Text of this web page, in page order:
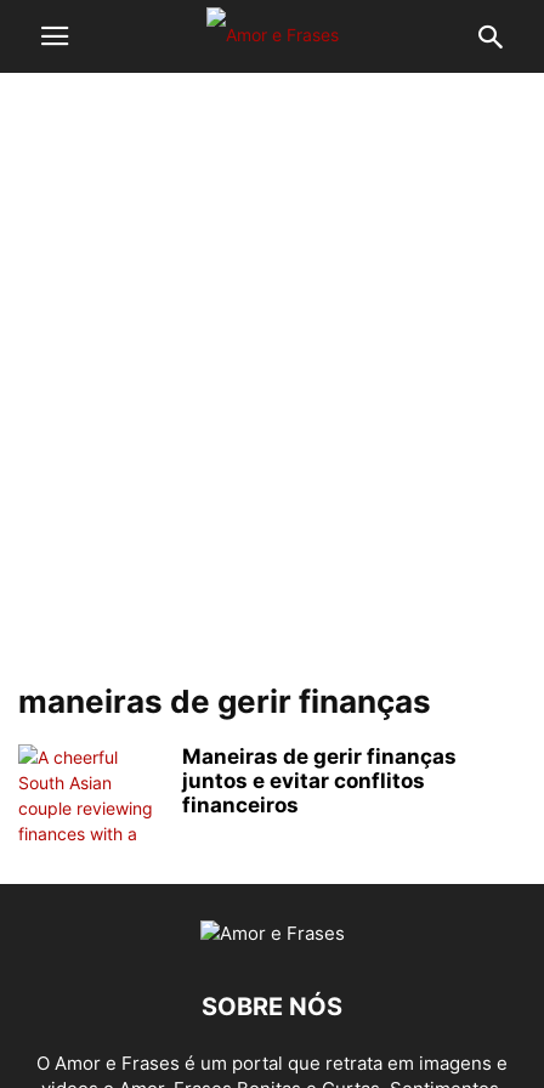
maneiras de gerir finanças
Maneiras de gerir finanças
juntos e evitar conflitos
financeiros
SOBRE NÓS
O Amor e Frases é um portal que retrata em imagens e